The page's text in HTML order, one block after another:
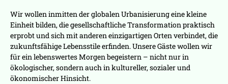
Wir wollen inmitten der globalen Urbanisierung eine kleine
Einheit bilden, die gesellschaftliche Transformation praktisch
erprobt und sich mit anderen einzigartigen Orten verbindet, die
zukunftsfähige Lebensstile erfinden. Unsere Gäste wollen wir
für ein lebenswertes Morgen begeistern – nicht nur in
ökologischer, sondern auch in kultureller, sozialer und
ökonomischer Hinsicht.